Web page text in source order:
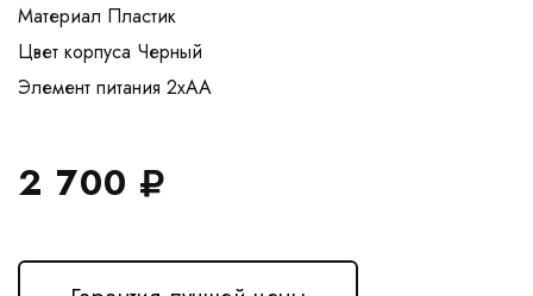
Материал Пластик
Цвет корпуса Черный
2 700